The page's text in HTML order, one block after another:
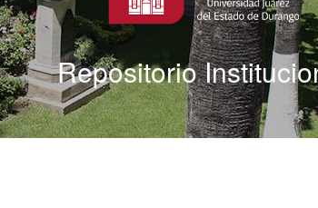
Repositorio